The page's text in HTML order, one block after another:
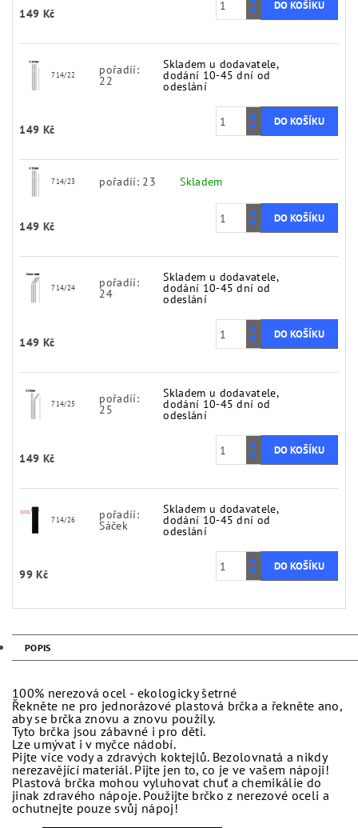
149 Kč
714/22 pořadíí:
22
Skladem u dodavatele,
dodání 10-45 dní od
odeslání
149 Kč
714/23 pořadíí: 23 Skladem
149 Kč
714/24 pořadíí:
24
Skladem u dodavatele,
dodání 10-45 dní od
odeslání
149 Kč
714/25 pořadíí:
25
Skladem u dodavatele,
dodání 10-45 dní od
odeslání
149 Kč
714/26 pořadíí:
Sáček
Skladem u dodavatele,
dodání 10-45 dní od
odeslání
99 Kč
POPIS
100% nerezová ocel - ekologicky šetrné
Řekněte ne pro jednorázové plastová brčka a řekněte ano,
aby se brčka znovu a znovu použily.
Tyto brčka jsou zábavné i pro děti.
Lze umývat i v myčce nádobí.
Pijte více vody a zdravých koktejlů. Bezolovnatá a nikdy
nerezavějící materiál. Pijte jen to, co je ve vašem nápoji!
Plastová brčka mohou vyluhovat chuť a chemikálie do
jinak zdravého nápoje. Použijte brčko z nerezové oceli a
ochutnejte pouze svůj nápoj!